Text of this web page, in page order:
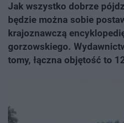
Jak wszystko dobrze
będzie można sobie
krajoznawczą
gorzowskiego.
tomy, łączna objętość to